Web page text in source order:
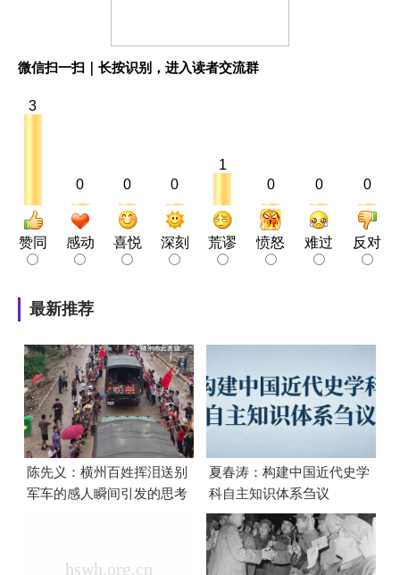
微信扫一扫｜长按识别，进入读者交流群
3
赞同
0
感动
0
喜悦
0
深刻
1
荒谬
0
愤怒
0
难过
0
反对
最新推荐
陈先义：横州百姓挥泪送别
军车的感人瞬间引发的思考
夏春涛：构建中国近代史学
科自主知识体系刍议